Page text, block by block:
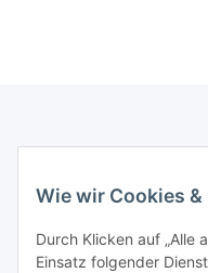
Wie wir Cookies &
Durch Klicken auf „Alle
Einsatz folgender